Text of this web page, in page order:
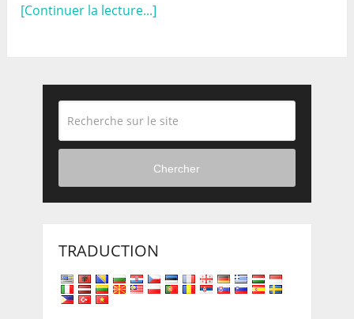
[Continuer la lecture...]
Chercher
TRADUCTION